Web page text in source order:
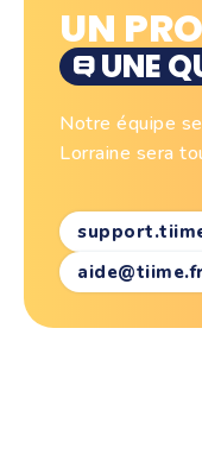
UN
UNE
Notre équipe
Lorraine sera